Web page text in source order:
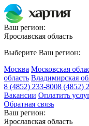
Ваш регион:
Ярославская область
Выберите Ваш регион:
Москва Московская
область Владимирская
8 (4852) 233-8008 (4852)
Вакансии Оплатить
Обратная связь
Ваш регион:
Ярославская область